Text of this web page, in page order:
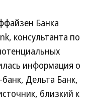
Банка
консультанта по
информация о
Дельта Банк,
близкий к